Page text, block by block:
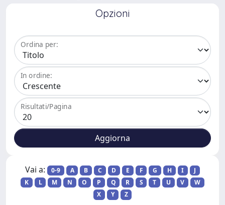
Opzioni
Ordina per:
In ordine:
Risultati/Pagina
Vai a: 0-9 A B C D E F G H I
J
K
L M N O P Q R S T U V
W
X
Y Z